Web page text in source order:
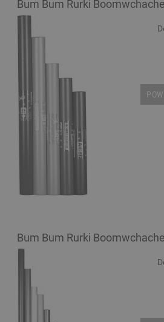
Bum Bum Rurki
Bum Bum Rurki